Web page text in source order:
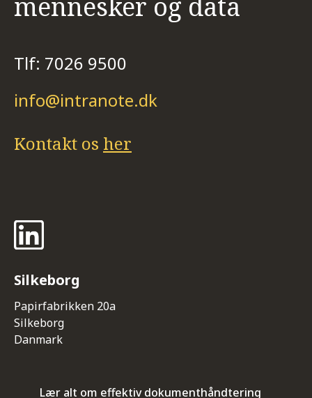
Tlf: 7026 9500
info@intranote.dk
Kontakt os her
Silkeborg
Papirfabrikken 20a
Silkeborg
Danmark
Lær alt om effektiv dokumenthåndtering